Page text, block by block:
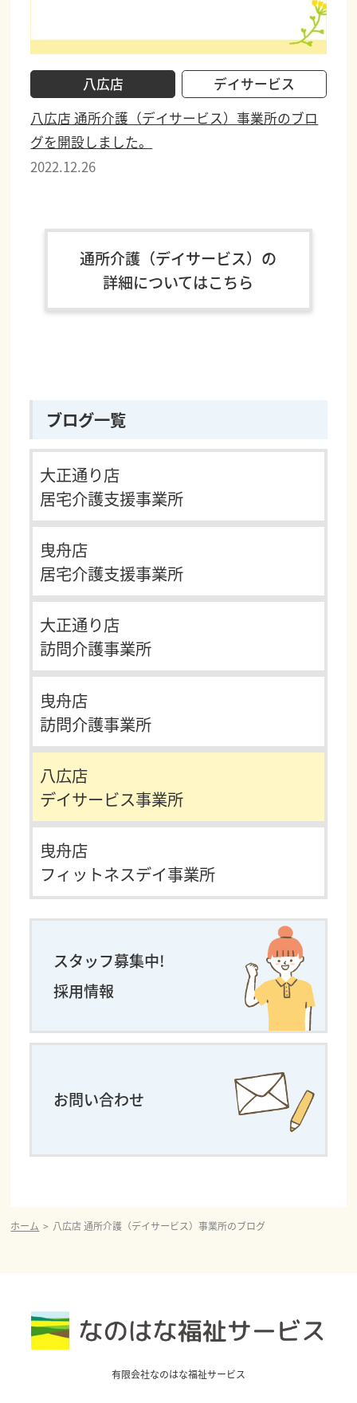
八広店
デイサービス
八広店 通所介護（デイサービス）事業所のブロ
グを開設しました。
2022.12.26
通所介護（デイサービス）の
詳細についてはこちら
ブログ一覧
大正通り店
居宅介護支援事業所
曳舟店
居宅介護支援事業所
大正通り店
訪問介護事業所
曳舟店
訪問介護事業所
八広店
デイサービス事業所
曳舟店
フィットネスデイ事業所
スタッフ募集中!
採用情報
お問い合わせ
ホーム 八広店 通所介護（デイサービス）事業所のブログ
有限会社なのはな福祉サービス